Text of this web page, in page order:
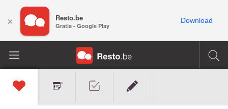
× Resto.be
Gratis - Google Play
Download